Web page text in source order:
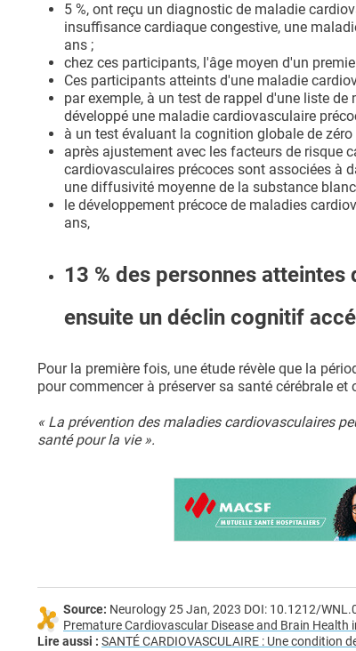
5 %, ont reçu un diagnostic de maladie
insuffisance cardiaque congestive, une
ans ;
chez ces participants, l'âge moyen d'un
Ces participants atteints d'une maladie
par exemple, à un test de rappel d'une liste
développé une maladie cardiovasculaire
à un test évaluant la cognition globale de
après ajustement avec les facteurs de risque
cardiovasculaires précoces sont associées à
une diffusivité moyenne de la substance
le développement précoce de maladies
ans,
13 % des personnes
ensuite un déclin cognitif
Pour la première fois, une étude révèle que la
pour commencer à préserver sa santé cérébrale
« La prévention des maladies cardiovasculaires
santé pour la vie ».
Source: Neurology 25 Jan, 2023 DOI: 10.1212/
Premature Cardiovascular Disease and Brain Health
Lire aussi : SANTÉ CARDIOVASCULAIRE : Une condition